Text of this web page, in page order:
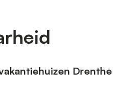
Drenthe